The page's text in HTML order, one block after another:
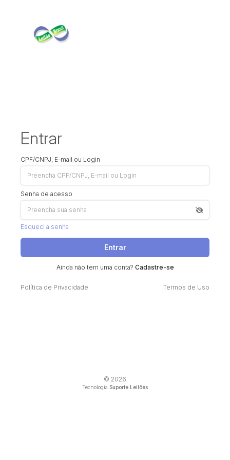
Entrar
CPF/CNPJ, E-mail ou Login
Senha de acesso
Esqueci a senha
Entrar
Ainda não tem uma conta? Cadastre-se
Política de Privacidade Termos de Uso
© 2026
Tecnologia Suporte Leilões